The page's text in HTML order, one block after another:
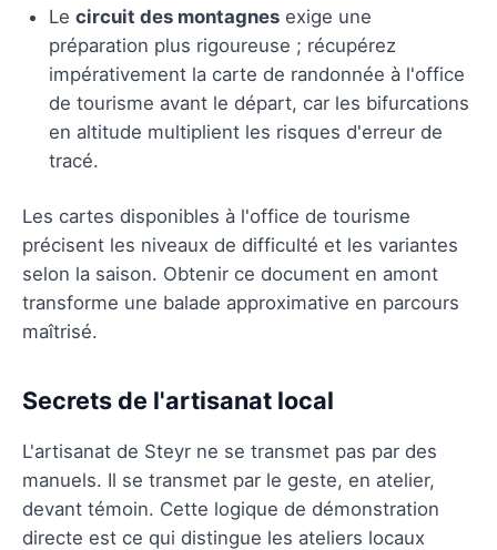
Le circuit des montagnes exige une
préparation plus rigoureuse ; récupérez
impérativement la carte de randonnée à l'office
de tourisme avant le départ, car les bifurcations
en altitude multiplient les risques d'erreur de
tracé.
Les cartes disponibles à l'office de tourisme
précisent les niveaux de difficulté et les variantes
selon la saison. Obtenir ce document en amont
transforme une balade approximative en parcours
maîtrisé.
Secrets de l'artisanat local
L'artisanat de Steyr ne se transmet pas par des
manuels. Il se transmet par le geste, en atelier,
devant témoin. Cette logique de démonstration
directe est ce qui distingue les ateliers locaux